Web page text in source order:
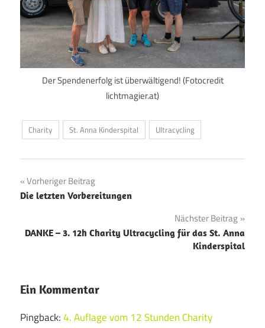
Der Spendenerfolg ist überwältigend! (Fotocredit
lichtmagier.at)
Charity St. Anna Kinderspital Ultracycling
Beitragsnavigation
Vorheriger Beitrag
Die letzten Vorbereitungen
Nächster Beitrag
DANKE – 3. 12h Charity Ultracycling für das St. Anna
Kinderspital
Ein Kommentar
Pingback:4. Auflage vom 12 Stunden Charity